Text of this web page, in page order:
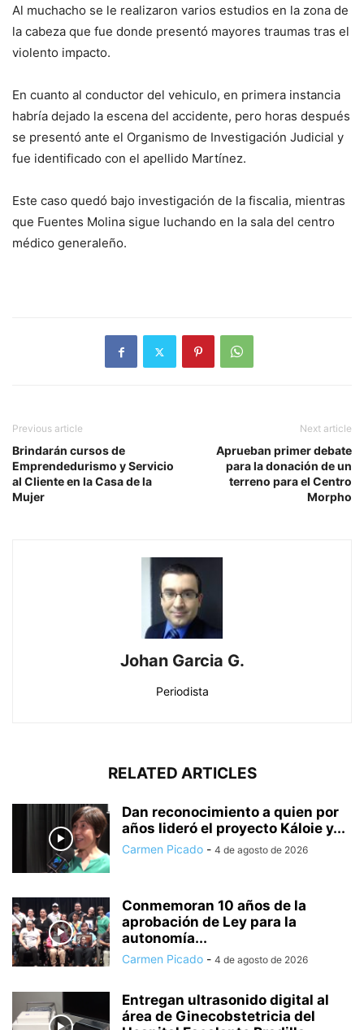
Al muchacho se le realizaron varios estudios en la zona de
la cabeza que fue donde presentó mayores traumas tras el
violento impacto.
En cuanto al conductor del vehiculo, en primera instancia
habría dejado la escena del accidente, pero horas después
se presentó ante el Organismo de Investigación Judicial y
fue identificado con el apellido Martínez.
Este caso quedó bajo investigación de la fiscalia, mientras
que Fuentes Molina sigue luchando en la sala del centro
médico generaleño.
Previous article
Brindarán cursos de
Emprendedurismo y Servicio
al Cliente en la Casa de la
Mujer
Next article
Aprueban primer debate
para la donación de un
terreno para el Centro
Morpho
Johan Garcia G.
Periodista
RELATED ARTICLES
Dan reconocimiento a quien por
años lideró el proyecto Káloie y...
Carmen Picado - 4 de agosto de 2026
Conmemoran 10 años de la
aprobación de Ley para la
autonomía...
Carmen Picado - 4 de agosto de 2026
Entregan ultrasonido digital al
área de Ginecobstetricia del